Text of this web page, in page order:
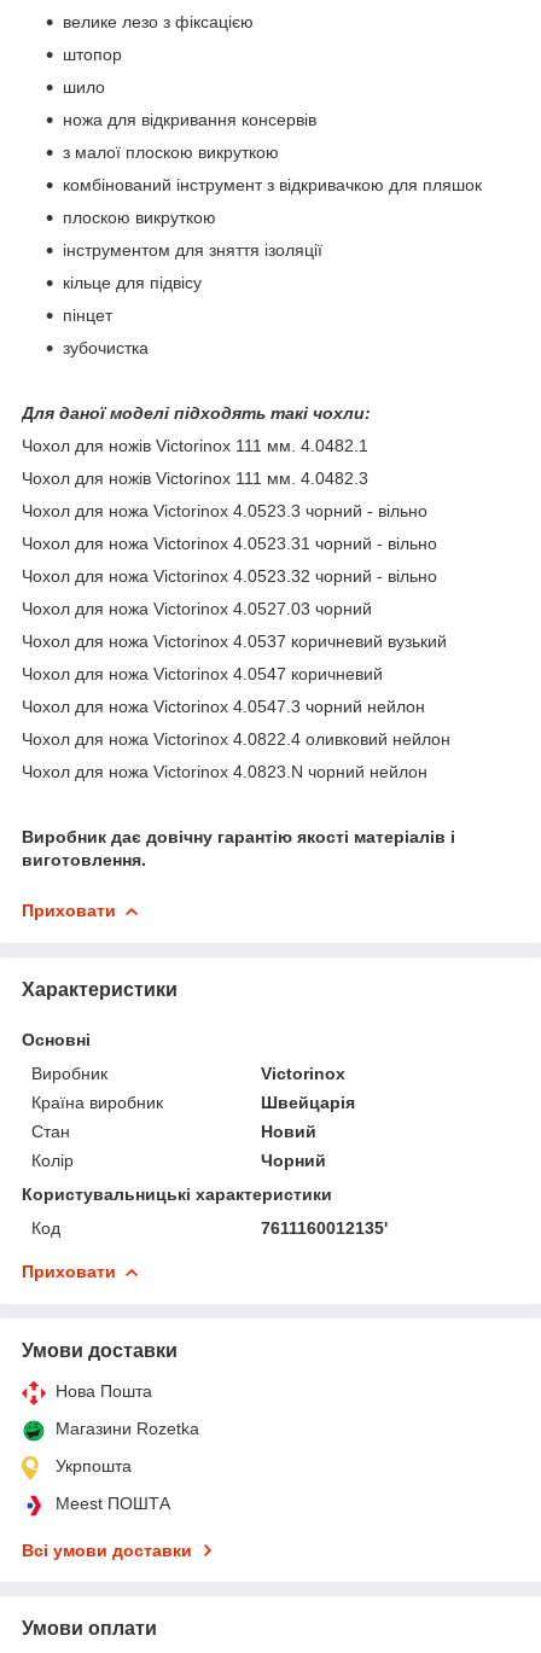
велике лезо з фіксацією
штопор
шило
ножа для відкривання консервів
з малої плоскою викруткою
комбінований інструмент з відкривачкою для пляшок
плоскою викруткою
інструментом для зняття ізоляції
кільце для підвісу
пінцет
зубочистка
Для даної моделі підходять такі чохли:
Чохол для ножів Victorinox 111 мм. 4.0482.1
Чохол для ножів Victorinox 111 мм. 4.0482.3
Чохол для ножа Victorinox 4.0523.3 чорний - вільно
Чохол для ножа Victorinox 4.0523.31 чорний - вільно
Чохол для ножа Victorinox 4.0523.32 чорний - вільно
Чохол для ножа Victorinox 4.0527.03 чорний
Чохол для ножа Victorinox 4.0537 коричневий вузький
Чохол для ножа Victorinox 4.0547 коричневий
Чохол для ножа Victorinox 4.0547.3 чорний нейлон
Чохол для ножа Victorinox 4.0822.4 оливковий нейлон
Чохол для ножа Victorinox 4.0823.N чорний нейлон
Виробник дає довічну гарантію якості матеріалів і
виготовлення.
Приховати
Характеристики
Основні
Виробник
Victorinox
Країна виробник
Швейцарія
Стан
Новий
Колір
Чорний
Користувальницькі характеристики
Код
7611160012135'
Приховати
Умови доставки
Нова Пошта
Магазини Rozetka
Укрпошта
Meest ПОШТА
Всі умови доставки
Умови оплати